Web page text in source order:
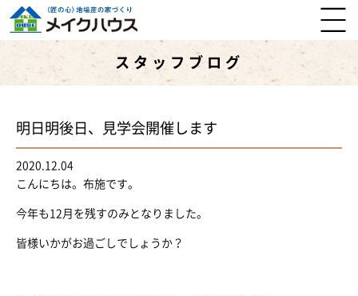
スタッフブログ
明日明後日、見学会開催します
2020.12.04
こんにちは。布施です。
今年も12月を残すのみとなりました。
皆様いかがお過ごしでしょうか？